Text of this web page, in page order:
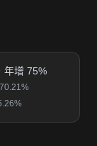
年增 75%